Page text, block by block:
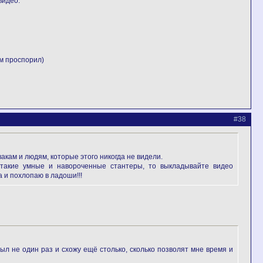
проспорил)
#38
и людям, которые этого никогда не видели.
умные и навороченные стантеры, то выкладывайте видео
и похлопаю в ладоши!!!
не один раз и схожу ещё столько, сколько позволят мне время и